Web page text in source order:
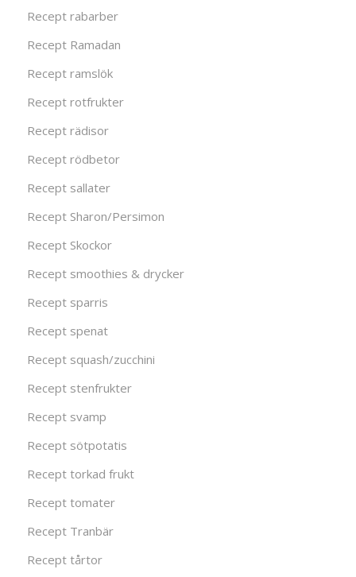
Recept rabarber
Recept Ramadan
Recept ramslök
Recept rotfrukter
Recept rädisor
Recept rödbetor
Recept sallater
Recept Sharon/Persimon
Recept Skockor
Recept smoothies & drycker
Recept sparris
Recept spenat
Recept squash/zucchini
Recept stenfrukter
Recept svamp
Recept sötpotatis
Recept torkad frukt
Recept tomater
Recept Tranbär
Recept tårtor